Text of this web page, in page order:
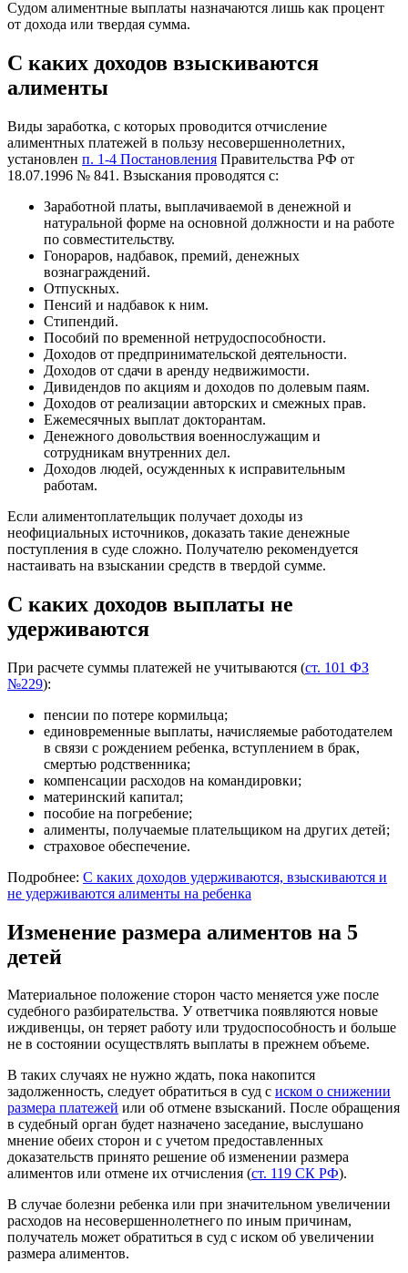
Судом алиментные выплаты назначаются лишь как процент
от дохода или твердая сумма.
С каких доходов взыскиваются
алименты
Виды заработка, с которых проводится отчисление
алиментных платежей в пользу несовершеннолетних,
установлен п. 1-4 Постановления Правительства РФ от
18.07.1996 № 841. Взыскания проводятся с:
Заработной платы, выплачиваемой в денежной и
натуральной форме на основной должности и на работе
по совместительству.
Гонораров, надбавок, премий, денежных
вознаграждений.
Отпускных.
Пенсий и надбавок к ним.
Стипендий.
Пособий по временной нетрудоспособности.
Доходов от предпринимательской деятельности.
Доходов от сдачи в аренду недвижимости.
Дивидендов по акциям и доходов по долевым паям.
Доходов от реализации авторских и смежных прав.
Ежемесячных выплат докторантам.
Денежного довольствия военнослужащим и
сотрудникам внутренних дел.
Доходов людей, осужденных к исправительным
работам.
Если алиментоплательщик получает доходы из
неофициальных источников, доказать такие денежные
поступления в суде сложно. Получателю рекомендуется
настаивать на взыскании средств в твердой сумме.
С каких доходов выплаты не
удерживаются
При расчете суммы платежей не учитываются (ст. 101 ФЗ
№229):
пенсии по потере кормильца;
единовременные выплаты, начисляемые работодателем
в связи с рождением ребенка, вступлением в брак,
смертью родственника;
компенсации расходов на командировки;
материнский капитал;
пособие на погребение;
алименты, получаемые плательщиком на других детей;
страховое обеспечение.
Подробнее: С каких доходов удерживаются, взыскиваются и
не удерживаются алименты на ребенка
Изменение размера алиментов на 5
детей
Материальное положение сторон часто меняется уже после
судебного разбирательства. У ответчика появляются новые
иждивенцы, он теряет работу или трудоспособность и больше
не в состоянии осуществлять выплаты в прежнем объеме.
В таких случаях не нужно ждать, пока накопится
задолженность, следует обратиться в суд с иском о снижении
размера платежей или об отмене взысканий. После обращения
в судебный орган будет назначено заседание, выслушано
мнение обеих сторон и с учетом предоставленных
доказательств принято решение об изменении размера
алиментов или отмене их отчисления (ст. 119 СК РФ).
В случае болезни ребенка или при значительном увеличении
расходов на несовершеннолетнего по иным причинам,
получатель может обратиться в суд с иском об увеличении
размера алиментов.